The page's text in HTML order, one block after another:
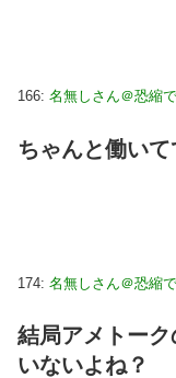
166: 名無しさん＠恐縮
ちゃんと働い
174: 名無しさん＠恐縮
結局アメトー
いないよね？